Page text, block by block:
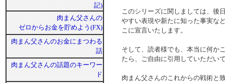
記)
肉まん父さんの
ゼロからお金を貯めよう(FX)
肉まん父さんのお金にまつわる
話
肉まん父さんの話題のキーワー
ド
このシリーズに関しましては、後
やすい表現や新たに知った事実な
こに宣言いたします。
そして、読者様でも、本当に何か
たら、ご自由に引用していただ
肉まん父さんのこれからの戦術と